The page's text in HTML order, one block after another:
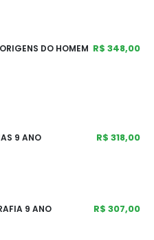
DO HOMEM R$ 348,00
9 ANO R$ 318,00
9 ANO R$ 307,00